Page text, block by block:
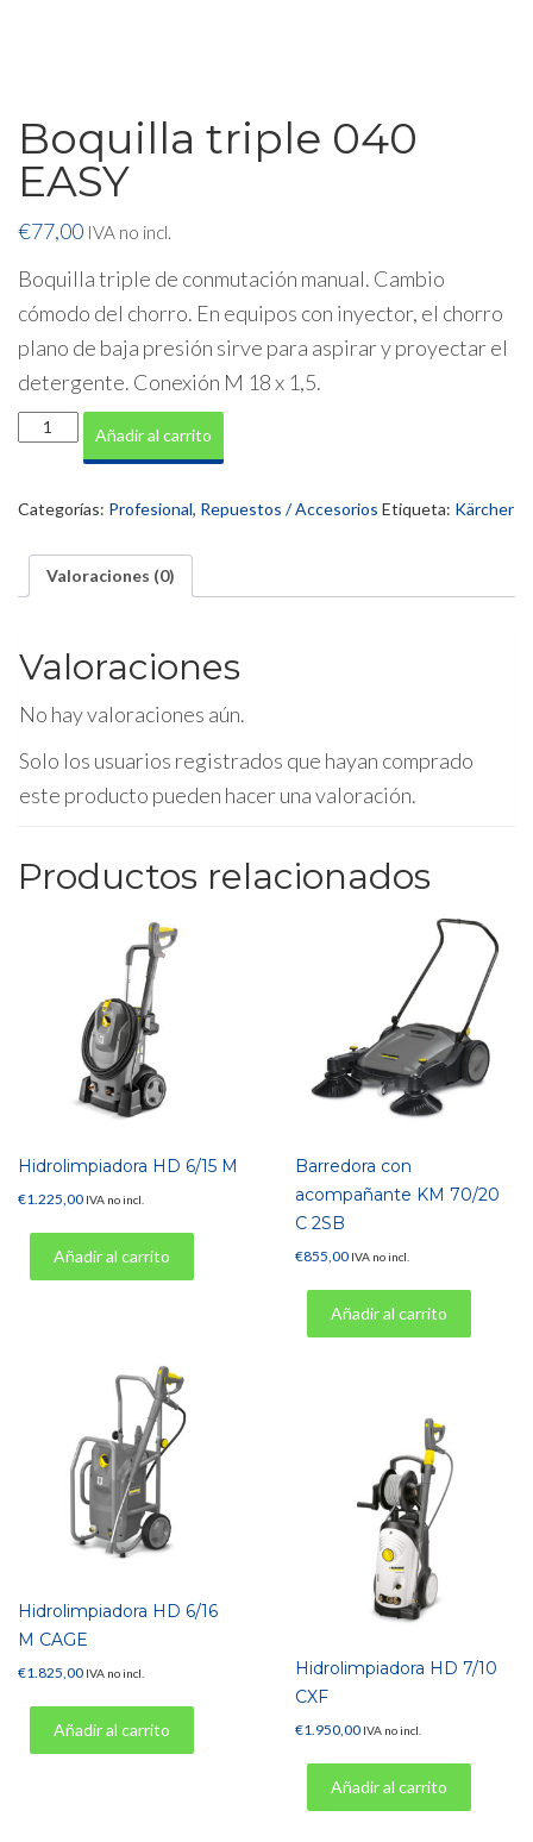
Boquilla triple 040
EASY
€77,00 IVA no incl.
Boquilla triple de conmutación manual. Cambio
cómodo del chorro. En equipos con inyector, el chorro
plano de baja presión sirve para aspirar y proyectar el
detergente. Conexión M 18 x 1,5.
Boquilla
triple
cantidad
Añadir al carrito
Categorías: Profesional, Repuestos / Accesorios Etiqueta: Kärcher
Valoraciones (0)
Valoraciones
No hay valoraciones aún.
Solo los usuarios registrados que hayan comprado
este producto pueden hacer una valoración.
Productos relacionados
Hidrolimpiadora HD 6/15 M
€1.225,00 IVA no incl.
Añadir al carrito
Barredora con
acompañante KM 70/20
C 2SB
€855,00 IVA no incl.
Añadir al carrito
Hidrolimpiadora HD 6/16
M CAGE
€1.825,00 IVA no incl.
Añadir al carrito
Hidrolimpiadora HD 7/10
CXF
€1.950,00 IVA no incl.
Añadir al carrito